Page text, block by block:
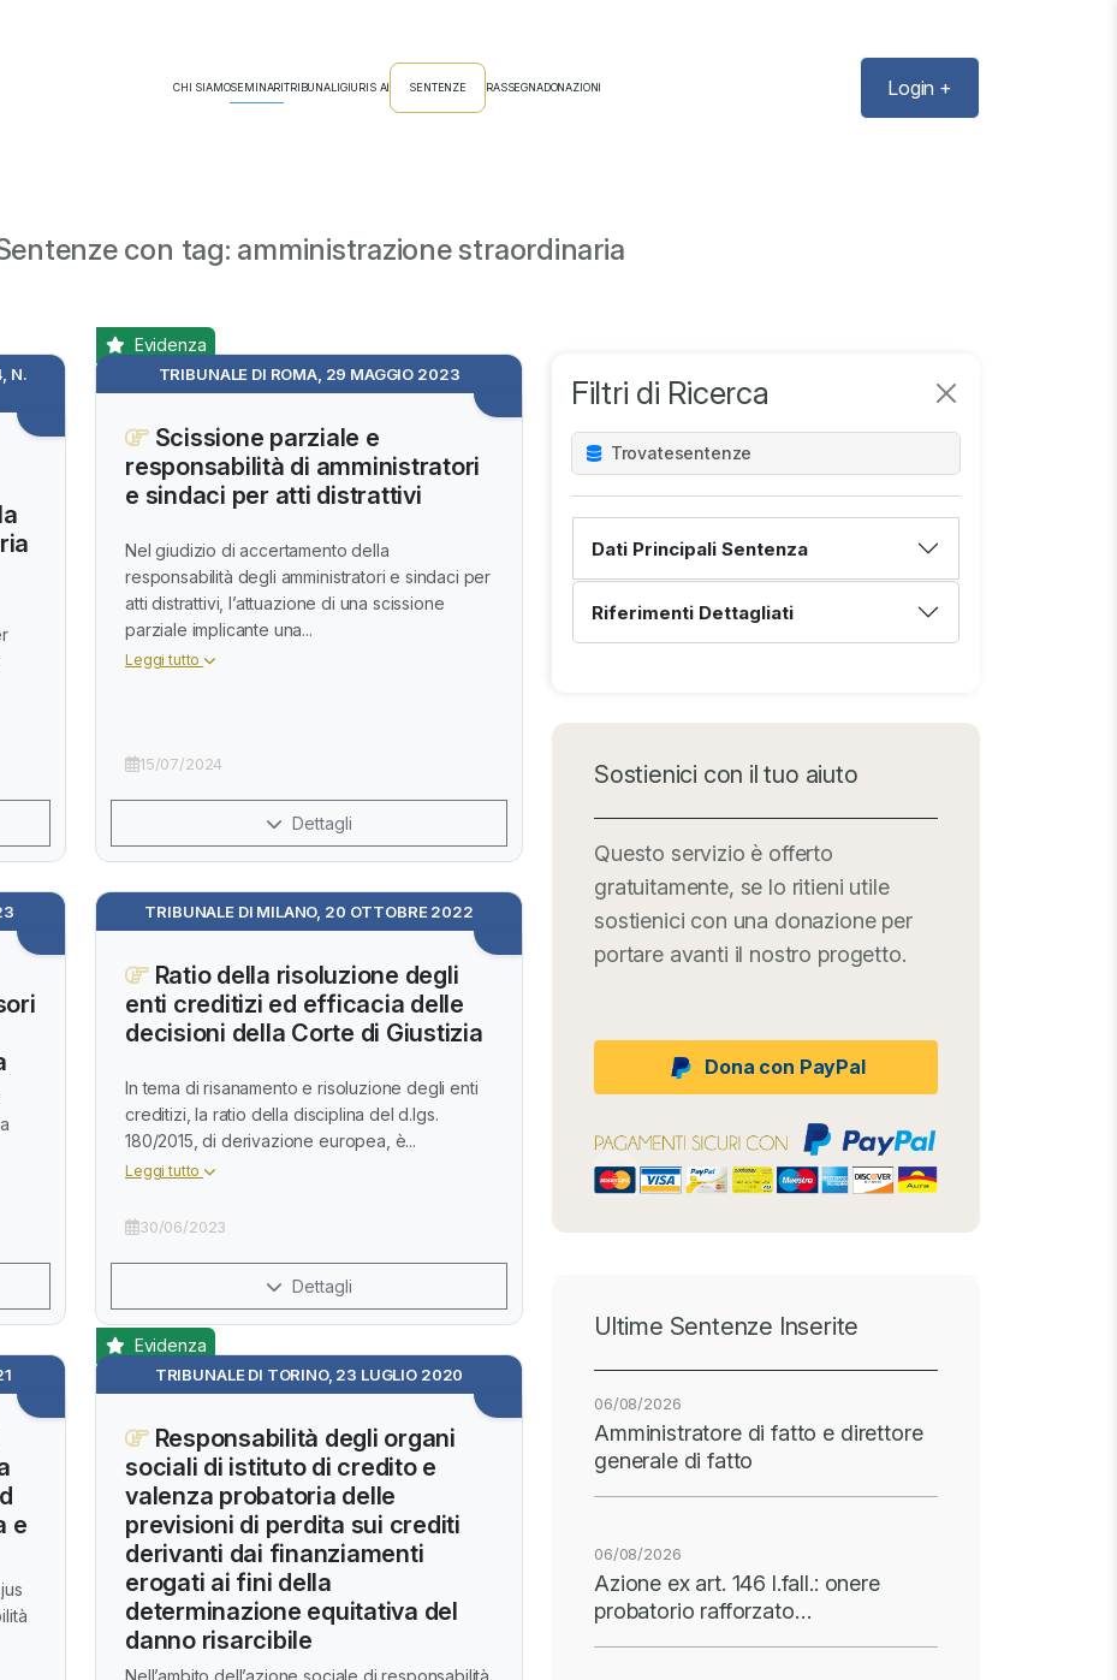
CHI SIAMOSEMINARITRIBUNALIGIURIS AI SENTENZE RASSEGNADONAZIONI Login +
con tag: amministrazione straordinaria
Filtri di Ricerca
Trovatesentenze
Dati Principali Sentenza
Riferimenti Dettagliati
Sostienici con il tuo aiuto
Questo servizio è offerto
gratuitamente, se lo ritieni utile
sostienici con una donazione per
portare avanti il nostro progetto.
Dona con PayPal
Ultime Sentenze Inserite
06/08/2026
Amministratore di fatto e direttore
generale di fatto
06/08/2026
Azione ex art. 146 l.fall.: onere
probatorio rafforzato…
N.
TRIBUNALE DI ROMA, 29 MAGGIO 2023
Evidenza
Scissione parziale e
responsabilità di amministratori
e sindaci per atti distrattivi
Nel giudizio di accertamento della
responsabilità degli amministratori e sindaci per
atti distrattivi, l’attuazione di una scissione
parziale implicante una...
Leggi tutto
15/07/2024
Dettagli
TRIBUNALE DI MILANO, 20 OTTOBRE 2022
Ratio della risoluzione degli
enti creditizi ed efficacia delle
decisioni della Corte di Giustizia
In tema di risanamento e risoluzione degli enti
creditizi, la ratio della disciplina del d.lgs.
180/2015, di derivazione europea, è...
Leggi tutto
30/06/2023
Dettagli
e
TRIBUNALE DI TORINO, 23 LUGLIO 2020
Evidenza
Responsabilità degli organi
sociali di istituto di credito e
valenza probatoria delle
previsioni di perdita sui crediti
derivanti dai finanziamenti
erogati ai fini della
determinazione equitativa del
danno risarcibile
Nell’ambito dell’azione sociale di responsabilità